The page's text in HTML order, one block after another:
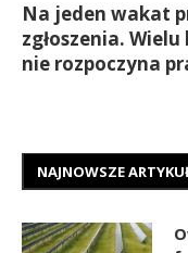
Na jeden wakat
zgłoszenia.
nie rozpoczyna
NAJNOWSZE